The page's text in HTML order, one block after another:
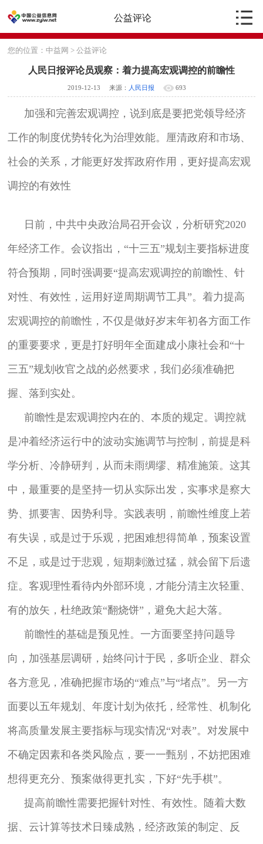
公益评论
您的位置：中益网 >公益评论
人民日报评论员观察：着力提高宏观调控的前瞻性
2019-12-13 来源： 人民日报 693
加强和完善宏观调控，说到底是要把党领导经济
工作的制度优势转化为治理效能。厘清政府和市场、
社会的关系，才能更好发挥政府作用，更好提高宏观
调控的有效性
日前，中共中央政治局召开会议，分析研究2020
年经济工作。会议指出，“十三五”规划主要指标进度
符合预期，同时强调要“提高宏观调控的前瞻性、针
对性、有效性，运用好逆周期调节工具”。着力提高
宏观调控的前瞻性，不仅是做好岁末年初各方面工作
的重要要求，更是打好明年全面建成小康社会和“十
三五”规划收官之战的必然要求，我们必须准确把
握、落到实处。
前瞻性是宏观调控内在的、本质的规定。调控就
是冲着经济运行中的波动实施调节与控制，前提是科
学分析、冷静研判，从而未雨绸缪、精准施策。这其
中，最重要的是坚持一切从实际出发，实事求是察大
势、抓要害、因势利导。实践表明，前瞻性维度上若
有失误，或是过于乐观，把困难想得简单，预案设置
不足，或是过于悲观，短期刺激过猛，就会留下后遗
症。客观理性看待内外部环境，才能分清主次轻重、
有的放矢，杜绝政策“翻烧饼”，避免大起大落。
前瞻性的基础是预见性。一方面要坚持问题导
向，加强基层调研，始终问计于民，多听企业、群众
各方意见，准确把握市场的“难点”与“堵点”。另一方
面要以五年规划、年度计划为依托，经常性、机制化
将高质量发展主要指标与现实情况“对表”。对发展中
不确定因素和各类风险点，要一一甄别，不妨把困难
想得更充分、预案做得更扎实，下好“先手棋”。
提高前瞻性需要把握针对性、有效性。随着大数
据、云计算等技术日臻成熟，经济政策的制定、反